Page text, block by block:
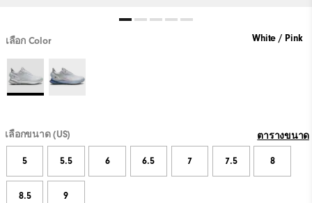
เลือก Color White / Pink
เลือกขนาด (US) ตารางขนาด
5 5.5 6 6.5 7 7.5 8
8.5 9